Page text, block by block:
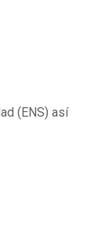
(ENS) así